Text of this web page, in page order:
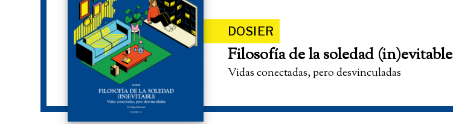
DOSIER
Filosofía de la soledad (in)evitable
Vidas conectadas, pero desvinculadas